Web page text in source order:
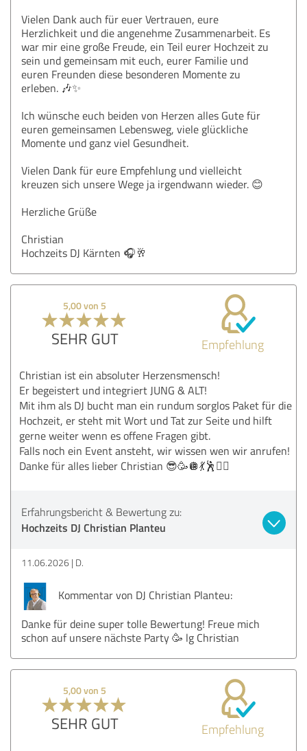
Vielen Dank auch für euer Vertrauen, eure
Herzlichkeit und die angenehme Zusammenarbeit. Es
war mir eine große Freude, ein Teil eurer Hochzeit zu
sein und gemeinsam mit euch, eurer Familie und
euren Freunden diese besonderen Momente zu
erleben. 🎶✨
Ich wünsche euch beiden von Herzen alles Gute für
euren gemeinsamen Lebensweg, viele glückliche
Momente und ganz viel Gesundheit.
Vielen Dank für eure Empfehlung und vielleicht
kreuzen sich unsere Wege ja irgendwann wieder. 😊
Herzliche Grüße
Christian
Hochzeits DJ Kärnten 🎧🥂
5,00 von 5
SEHR GUT Empfehlung
Christian ist ein absoluter Herzensmensch!
Er begeistert und integriert JUNG & ALT!
Mit ihm als DJ bucht man ein rundum sorglos Paket für die
Hochzeit, er steht mit Wort und Tat zur Seite und hilft
gerne weiter wenn es offene Fragen gibt.
Falls noch ein Event ansteht, wir wissen wen wir anrufen!
Danke für alles lieber Christian 😎🥳🪩💃🕺👯‍♀️
Erfahrungsbericht & Bewertung zu:
Hochzeits DJ Christian Planteu
11.06.2026 D.
Kommentar von DJ Christian Planteu:
Danke für deine super tolle Bewertung! Freue mich
schon auf unsere nächste Party 🥳 lg Christian
5,00 von 5
SEHR GUT Empfehlung